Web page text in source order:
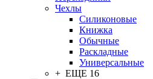
Чехлы
Силиконовые
Книжка
Обычные
Раскладные
Универсальные
+ ЕЩЕ 16